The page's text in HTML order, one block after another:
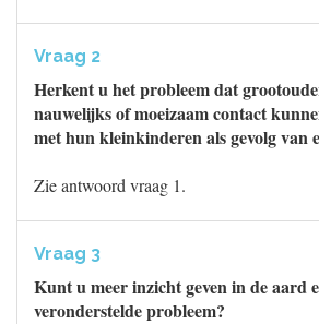
Vraag 2
Herkent u het probleem dat
nauwelijks of moeizaam contact
met hun kleinkinderen als gevolg van
Zie antwoord vraag 1.
Vraag 3
Kunt u meer inzicht geven in de aard
veronderstelde probleem?